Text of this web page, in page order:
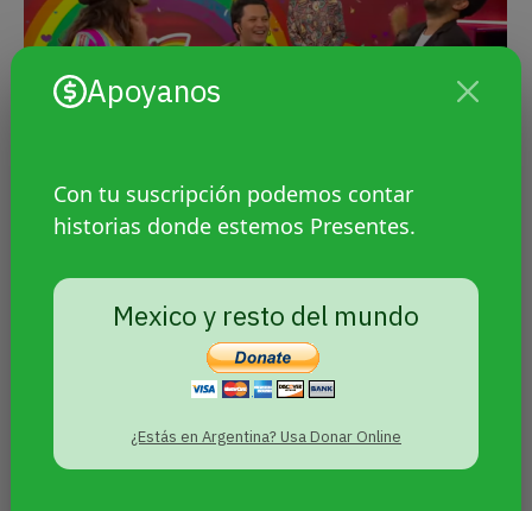
Apoyanos
Con tu suscripción podemos contar
historias donde estemos Presentes.
Mexico y resto del mundo
¿Estás en Argentina? Usa Donar Online
El INADI falló contra canal 9 por
programa «Flechazo»
Agencia Presentes
11 septiembre, 2023
periodista Franco Torchia, quien condujo el